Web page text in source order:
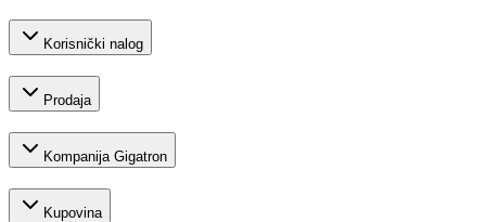
Korisnički nalog
Prodaja
Kompanija Gigatron
Kupovina